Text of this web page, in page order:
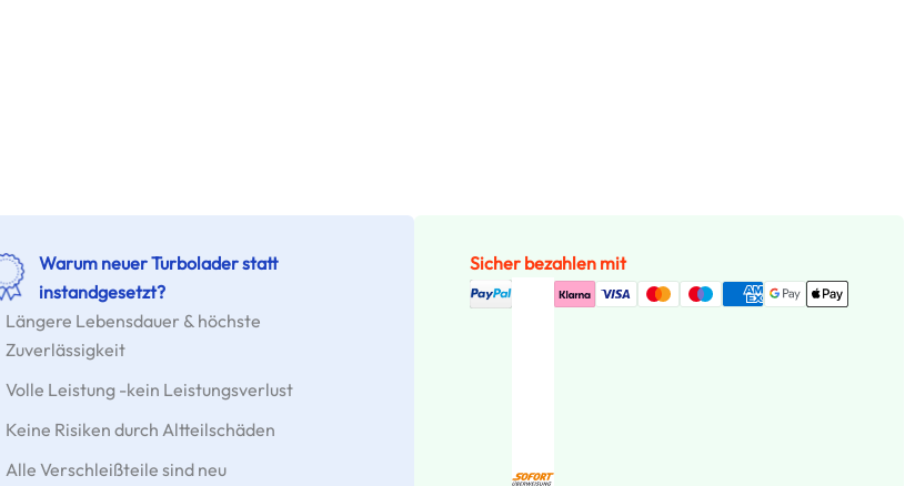
Warum neuer Turbolader statt
instandgesetzt?
Längere Lebensdauer & höchste
Zuverlässigkeit
Volle Leistung -kein Leistungsverlust
Keine Risiken durch Altteilschäden
Alle Verschleißteile sind neu
Sicher bezahlen mit